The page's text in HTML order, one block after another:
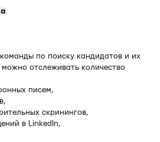
по поиску кандидатов и их
отслеживать количество
писем,
скринингов,
в LinkedIn,